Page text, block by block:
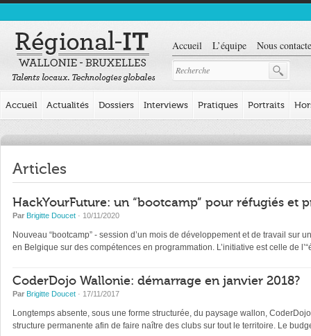
Accueil L’équipe Nous
Accueil Actualités Dossiers Interviews Pratiques Portraits
Articles
HackYourFuture: un “bootcamp” pour réfugiés et
Par Brigitte Doucet · 10/11/2020
Nouveau “bootcamp” - session d’un mois de développement et de travail
en Belgique sur des compétences en programmation. L’initiative est celle de
CoderDojo Wallonie: démarrage en janvier 2018?
Par Brigitte Doucet · 17/11/2017
Longtemps absente, sous une forme structurée, du paysage wallon,
structure permanente afin de faire naître des clubs sur tout le territoire. Le